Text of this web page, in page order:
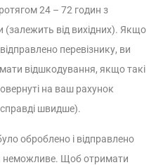
24 – 72 годин з
від вихідних). Якщо
перевізнику, ви
відшкодування, якщо такі
на ваш рахунок
швидше).
оброблено і відправлено
неможливе. Щоб отримати